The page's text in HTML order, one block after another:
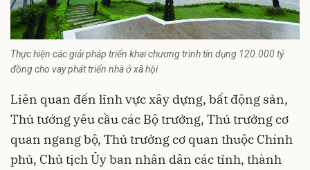
Thực hiện các giải pháp triển khai chương trình tín dụng 120.000 tỷ
đồng cho vay phát triển nhà ở xã hội
Liên quan đến lĩnh vực xây dựng, bất động sản,
Thủ tướng yêu cầu các Bộ trưởng, Thủ trưởng cơ
quan ngang bộ, Thủ trưởng cơ quan thuộc Chính
phủ, Chủ tịch Ủy ban nhân dân các tỉnh, thành